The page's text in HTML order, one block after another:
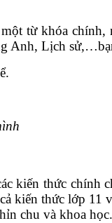
từ khóa
Anh, Lịch
kiến thức chính
kiến thức lớp 11
chu và khoa học.